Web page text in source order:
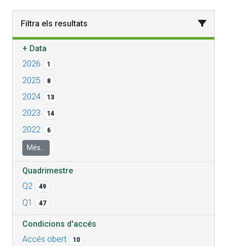
Filtra els resultats
+ Data
2026
1
2025 8
2024 13
2023 14
2022 6
Més...
Quadrimestre
Q2
49
Q1 47
Condicions d'accés
Accés obert
10